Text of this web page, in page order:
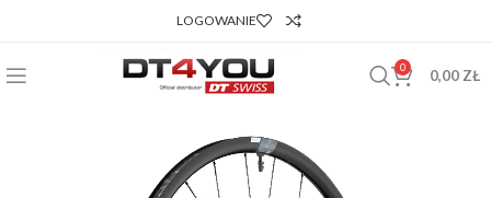
LOGOWANIE
0 0,00 ZŁ